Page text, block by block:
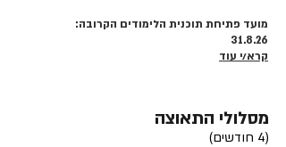
מועד פתיחת תוכנית הלימודים הקרובה:
31.8.26
קרא/י עוד
מסלולי התאוצה
(4 חודשים)